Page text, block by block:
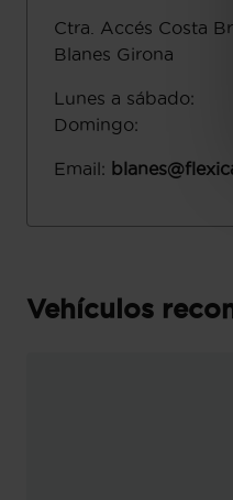
Ctra. Accés Costa
Blanes Girona
Lunes a sábado:
Domingo:
Email:
Vehículos